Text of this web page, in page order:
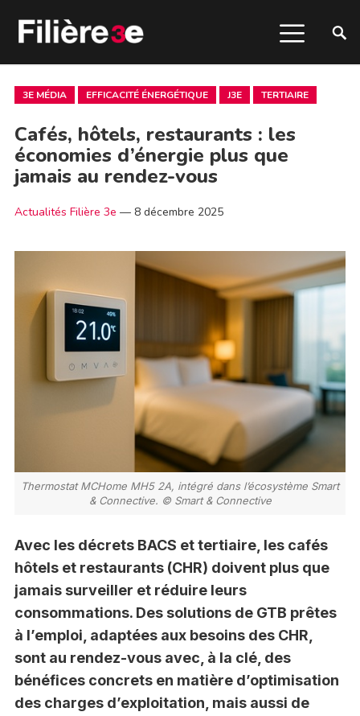
3E MÉDIA EFFICACITÉ ÉNERGÉTIQUE J3E TERTIAIRE
Cafés, hôtels, restaurants : les
économies d’énergie plus que
jamais au rendez-vous
Actualités Filière 3e — 8 décembre 2025
Thermostat MCHome MH5 2A, intégré dans l’écosystème Smart
& Connective. © Smart & Connective
Avec les décrets BACS et tertiaire, les cafés
hôtels et restaurants (CHR) doivent plus que
jamais surveiller et réduire leurs
consommations. Des solutions de GTB prêtes
à l’emploi, adaptées aux besoins des CHR,
sont au rendez-vous avec, à la clé, des
bénéfices concrets en matière d’optimisation
des charges d’exploitation, mais aussi de